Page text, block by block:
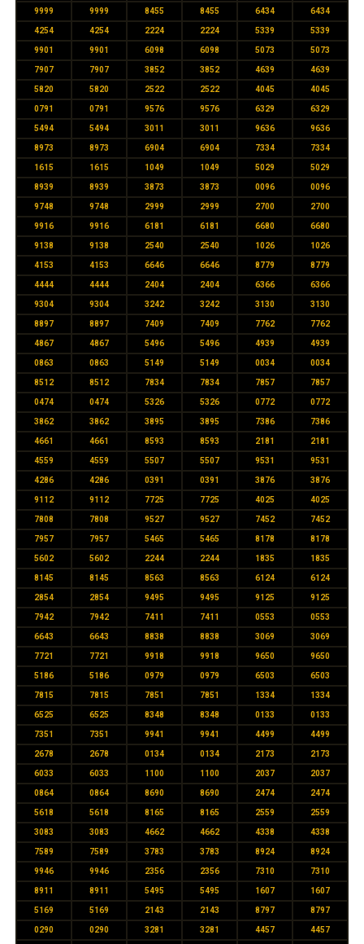
9999 9999 8455 8455 6434 6434
4254 4254 2224 2224 5339 5339
9901 9901 6098 6098 5073 5073
7907 7907 3852 3852 4639 4639
5820 5820 2522 2522 4045 4045
0791 0791 9576 9576 6329 6329
5494 5494 3011 3011 9636 9636
8973 8973 6904 6904 7334 7334
1615 1615 1049 1049 5029 5029
8939 8939 3873 3873 0096 0096
9748 9748 2999 2999 2700 2700
9916 9916 6181 6181 6680 6680
9138 9138 2540 2540 1026 1026
4153 4153 6646 6646 8779 8779
4444 4444 2404 2404 6366 6366
9304 9304 3242 3242 3130 3130
8897 8897 7409 7409 7762 7762
4867 4867 5496 5496 4939 4939
0863 0863 5149 5149 0034 0034
8512 8512 7834 7834 7857 7857
0474 0474 5326 5326 0772 0772
3862 3862 3895 3895 7386 7386
4661 4661 8593 8593 2181 2181
4559 4559 5507 5507 9531 9531
4286 4286 0391 0391 3876 3876
9112 9112 7725 7725 4025 4025
7808 7808 9527 9527 7452 7452
7957 7957 5465 5465 8178 8178
5602 5602 2244 2244 1835 1835
8145 8145 8563 8563 6124 6124
2854 2854 9495 9495 9125 9125
7942 7942 7411 7411 0553 0553
6643 6643 8838 8838 3069 3069
7721 7721 9918 9918 9650 9650
5186 5186 0979 0979 6503 6503
7815 7815 7851 7851 1334 1334
6525 6525 8348 8348 0133 0133
7351 7351 9941 9941 4499 4499
2678 2678 0134 0134 2173 2173
6033 6033 1100 1100 2037 2037
0864 0864 8690 8690 2474 2474
5618 5618 8165 8165 2559 2559
3083 3083 4662 4662 4338 4338
7589 7589 3783 3783 8924 8924
9946 9946 2356 2356 7310 7310
8911 8911 5495 5495 1607 1607
5169 5169 2143 2143 8797 8797
0290 0290 3281 3281 4457 4457